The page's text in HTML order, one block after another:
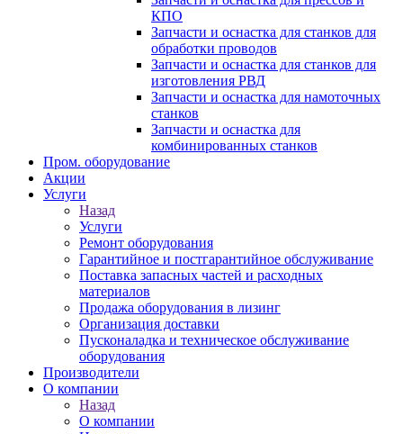
КПО
Запчасти и оснастка для станков для
обработки проводов
Запчасти и оснастка для станков для
изготовления РВД
Запчасти и оснастка для намоточных
станков
Запчасти и оснастка для
комбинированных станков
Пром. оборудование
Акции
Услуги
Назад
Услуги
Ремонт оборудования
Гарантийное и постгарантийное обслуживание
Поставка запасных частей и расходных
материалов
Продажа оборудования в лизинг
Организация доставки
Пусконаладка и техническое обслуживание
оборудования
Производители
О компании
Назад
О компании